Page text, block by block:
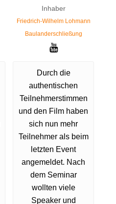
Inhaber
Friedrich-Wilhelm Lohmann
Baulanderschließung
Durch die
authentischen
Teilnehmerstimmen
und den Film haben
sich nun mehr
Teilnehmer als beim
letzten Event
angemeldet. Nach
dem Seminar
wollten viele
Speaker und